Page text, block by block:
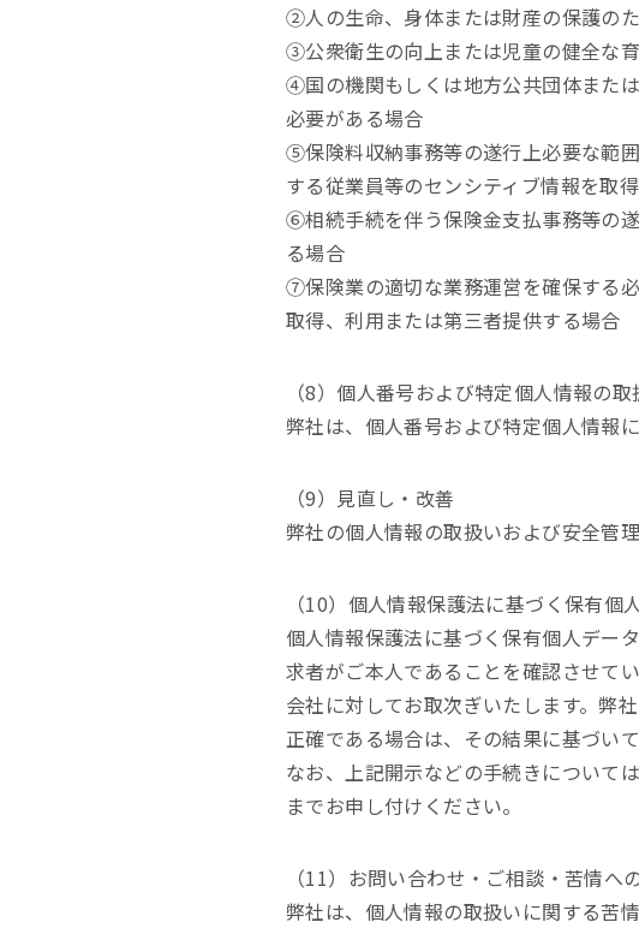
②人の生命、身体または財産の保護の
③公衆衛生の向上または児童の健全な
④国の機関もしくは地方公共団体また
必要がある場合
⑤保険料収納事務等の遂行上必要な範
する従業員等のセンシティブ情報を取
⑥相続手続を伴う保険金支払事務等の
る場合
⑦保険業の適切な業務運営を確保する
取得、利用または第三者提供する場合
（8）個人番号および特定個人情報の取
弊社は、個人番号および特定個人情報
（9）見直し・改善
弊社の個人情報の取扱いおよび安全管
（10）個人情報保護法に基づく保有
個人情報保護法に基づく保有個人デー
求者がご本人であることを確認させて
会社に対してお取次ぎいたします。弊
正確である場合は、その結果に基づい
なお、上記開示などの手続きについて
までお申し付けください。
（11）お問い合わせ・ご相談・苦情へ
弊社は、個人情報の取扱いに関する苦